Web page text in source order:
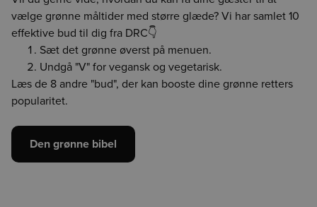
vælge grønne måltider med større glæde? Vi har samlet 10
effektive bud til dig fra DRC👇
Sæt det grønne øverst på menuen.
Undgå "V" for vegansk og vegetarisk.
Læs de 8 andre "bud", der kan booste dine grønne retters
popularitet.
Den grønne bibel